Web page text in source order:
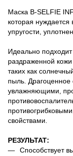
Маска B-SELFIE
которая нуждается
упругости,
Идеально
раздраженной
таких как
пыль. Драгоценное
увлажняющими,
свойствами.
РЕЗУЛЬТАТ:
Способствует